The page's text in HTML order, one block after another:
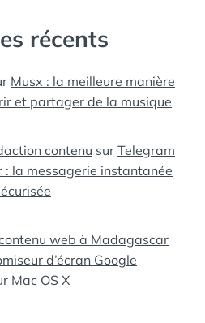
récents
Musx : la meilleure manière
et partager de la musique
contenu sur Telegram
: la messagerie instantanée
web à Madagascar
d’écran Google
Mac OS X